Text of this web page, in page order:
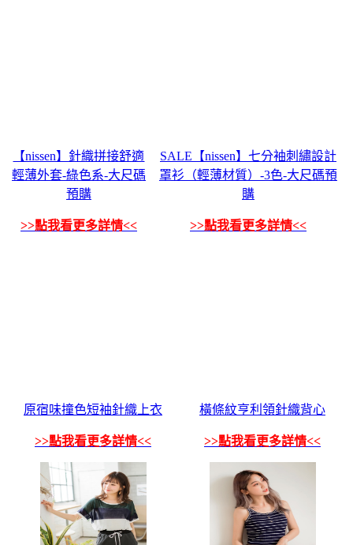
【nissen】針織拼接舒適
輕薄外套-綠色系-大尺碼
預購
>>點我看更多詳情<<
SALE【nissen】七分袖刺繡設計
罩衫（輕薄材質）-3色-大尺碼預
購
>>點我看更多詳情<<
原宿味撞色短袖針織上衣
>>點我看更多詳情<<
橫條紋亨利領針織背心
>>點我看更多詳情<<